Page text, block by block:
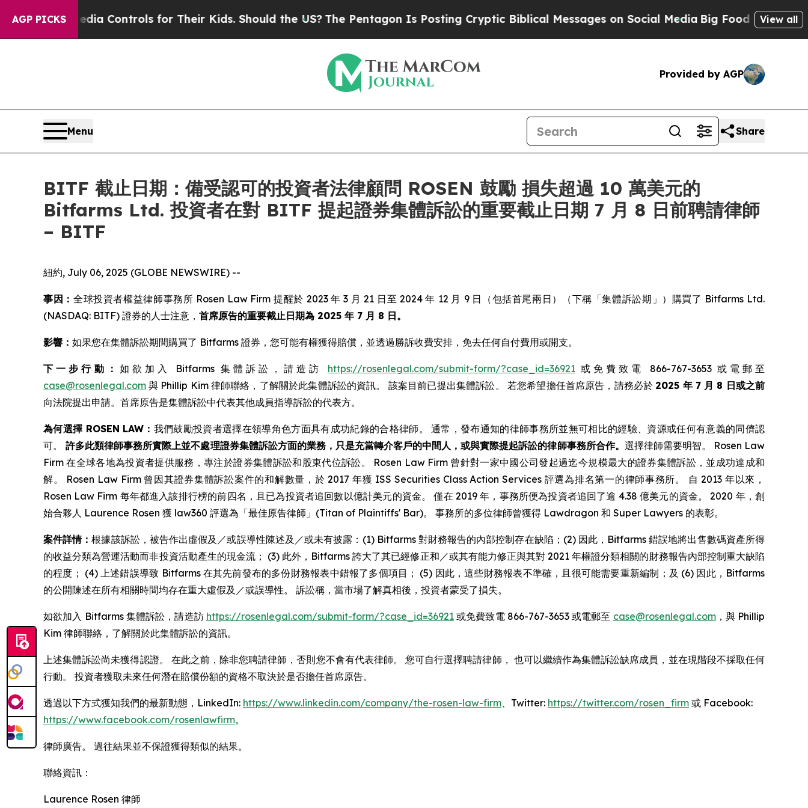
AGP PICKS
Media Controls for Their Kids. Should the US?The Pentagon Is Posting Cryptic Biblical Messages on Social MediaBig Food vs. The People.
View all
Provided by AGP
Menu Share
BITF 截止日期：備受認可的投資者法律顧問 ROSEN 鼓勵 損失超過 10 萬美元的
Bitfarms Ltd. 投資者在對 BITF 提起證券集體訴訟的重要截止日期 7 月 8 日前聘請律師
– BITF
紐約, July 06, 2025 (GLOBE NEWSWIRE) --
事因： 全球投資者權益律師事務所 Rosen Law Firm 提醒於 2023 年 3 月 21 日至 2024 年 12 月 9 日（包括首尾兩日）（下稱「集體訴訟期」）購買了 Bitfarms Ltd.
(NASDAQ: BITF) 證券的人士注意， 首席原告的重要截止日期為 2025 年 7 月 8 日。
影響： 如果您在集體訴訟期間購買了 Bitfarms 證券，您可能有權獲得賠償，並透過勝訴收費安排，免去任何自付費用或開支。
下一步行動： 如欲加入 Bitfarms 集體訴訟，請造訪 https://rosenlegal.com/submit-form/?case_id=36921或免費致電 866-767-3653 或電郵至
case@rosenlegal.com 與 Phillip Kim 律師聯絡，了解關於此集體訴訟的資訊。 該案目前已提出集體訴訟。 若您希望擔任首席原告，請務必於 2025 年 7 月 8 日或之前
向法院提出申請。首席原告是集體訴訟中代表其他成員指導訴訟的代表方。
為何選擇 ROSEN LAW： 我們鼓勵投資者選擇在領導角色方面具有成功紀錄的合格律師。 通常，發布通知的律師事務所並無可相比的經驗、資源或任何有意義的同儕認
可。
許多此類律師事務所實際上並不處理證券集體訴訟方面的業務，只是充當轉介客戶的中間人，或與實際提起訴訟的律師事務所合作。 選擇律師需要明智。 Rosen Law
Firm 在全球各地為投資者提供服務，專注於證券集體訴訟和股東代位訴訟。 Rosen Law Firm 曾針對一家中國公司發起過迄今規模最大的證券集體訴訟，並成功達成和
解。 Rosen Law Firm 曾因其證券集體訴訟案件的和解數量，於 2017 年獲 ISS Securities Class Action Services 評選為排名第一的律師事務所。 自 2013 年以來，
Rosen Law Firm 每年都進入該排行榜的前四名，且已為投資者追回數以億計美元的資金。 僅在 2019 年，事務所便為投資者追回了逾 4.38 億美元的資金。 2020 年，創
始合夥人 Laurence Rosen 獲 law360 評選為「最佳原告律師」(Titan of Plaintiffs' Bar)。 事務所的多位律師曾獲得 Lawdragon 和 Super Lawyers 的表彰。
案件詳情：根據該訴訟，被告作出虛假及／或誤導性陳述及／或未有披露：(1) Bitfarms 對財務報告的內部控制存在缺陷；(2) 因此，Bitfarms 錯誤地將出售數碼資產所得
的收益分類為營運活動而非投資活動產生的現金流； (3) 此外，Bitfarms 誇大了其已經修正和／或其有能力修正與其對 2021 年權證分類相關的財務報告內部控制重大缺陷
的程度； (4) 上述錯誤導致 Bitfarms 在其先前發布的多份財務報表中錯報了多個項目； (5) 因此，這些財務報表不準確，且很可能需要重新編制；及 (6) 因此，Bitfarms
的公開陳述在所有相關時間均存在重大虛假及／或誤導性。 訴訟稱，當市場了解真相後，投資者蒙受了損失。
如欲加入 Bitfarms 集體訴訟，請造訪 https://rosenlegal.com/submit-form/?case_id=36921或免費致電 866-767-3653 或電郵至 case@rosenlegal.com，與 Phillip
Kim 律師聯絡，了解關於此集體訴訟的資訊。
上述集體訴訟尚未獲得認證。 在此之前，除非您聘請律師，否則您不會有代表律師。 您可自行選擇聘請律師， 也可以繼續作為集體訴訟缺席成員，並在現階段不採取任何
行動。 投資者獲取未來任何潛在賠償份額的資格不取決於是否擔任首席原告。
透過以下方式獲知我們的最新動態，LinkedIn: https://www.linkedin.com/company/the-rosen-law-firm、Twitter: https://twitter.com/rosen_firm 或 Facebook:
https://www.facebook.com/rosenlawfirm。
律師廣告。 過往結果並不保證獲得類似的結果。
聯絡資訊：
Laurence Rosen 律師